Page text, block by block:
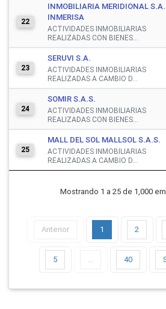
22
INMOBILIARIA MERIDIONAL S.A.
INMERISA
ACTIVIDADES INMOBILIARIAS
REALIZADAS CON BIENES...
23
SERUVI S.A.
ACTIVIDADES INMOBILIARIAS
REALIZADAS A CAMBIO D...
24
SOMIR S.A.S.
ACTIVIDADES INMOBILIARIAS
REALIZADAS CON BIENES...
25
MALL DEL SOL MALLSOL S.A.S.
ACTIVIDADES INMOBILIARIAS
REALIZADAS A CAMBIO D...
Mostrando 1 a 25 de 1,000
Anterior 1 2
5 … 40